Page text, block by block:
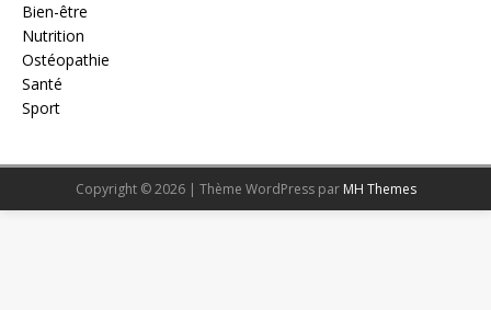
Bien-être
Nutrition
Ostéopathie
Santé
Sport
Copyright © 2026 | Thème WordPress par MH Themes